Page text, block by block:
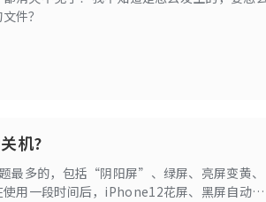
件？
机?
最多的，包括“阴阳屏”、绿屏、亮屏变黄、
用一段时间后，iPhone12花屏、黑屏自动关